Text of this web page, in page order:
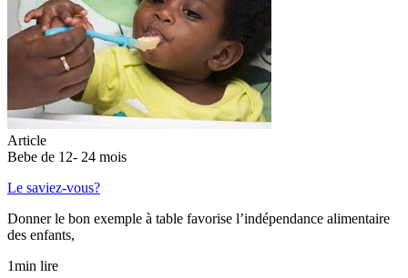
Article
Bebe de 12- 24 mois
Le saviez-vous?
Donner le bon exemple à table favorise l’indépendance alimentaire
des enfants,
1min lire